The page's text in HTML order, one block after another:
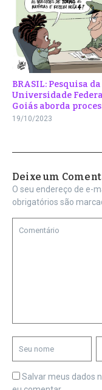
BRASIL: Pesquisa da
Universidade
Goiás aborda
19/10/2023
Deixe um
O seu endereço de e-
obrigatórios são
Salvar meus dados